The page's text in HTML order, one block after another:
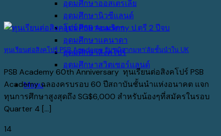
อุดมศึกษาออสเตรเลีย
อุดมศึกษานิวซีแลนด์
อุดมศึกษาอเมริกา
อุดมศึกษาแคนาดา
อุดมศึกษาสิงคโปร์
อุดมศึกษาสวิตเซอร์แลนด์
Menu
ทุนเรียนต่อสิงคโปร์ PSB Academy รับวุฒิจากมหา’ลัยชั้นนำใน UK
PSB Academy 60th Anniversary ทุนเรียนต่อสิงคโปร์ PSB
Academy ฉลองครบรอบ 60 ปีสถาบันชั้นนำแห่งอนาคต แจก
ทุนการศึกษาสูงสุดถึง SG$6,000 สำหรับน้องๆที่สมัครในรอบ
Quarter 4 [...]
14